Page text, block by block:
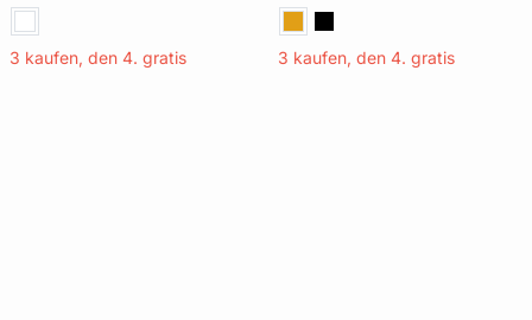
3 kaufen, den 4. gratis 3 kaufen, den 4. gratis